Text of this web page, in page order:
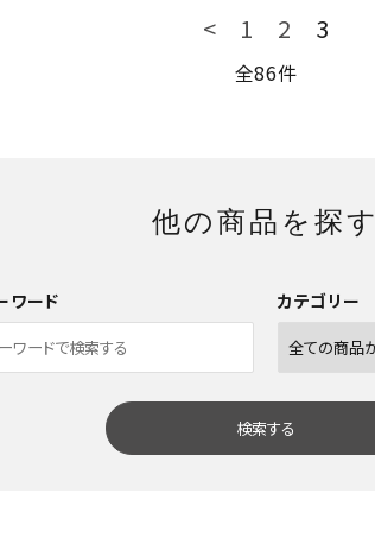
< 1 2 3
全86件
他の商品を探す
ワード カテゴリー
検索する